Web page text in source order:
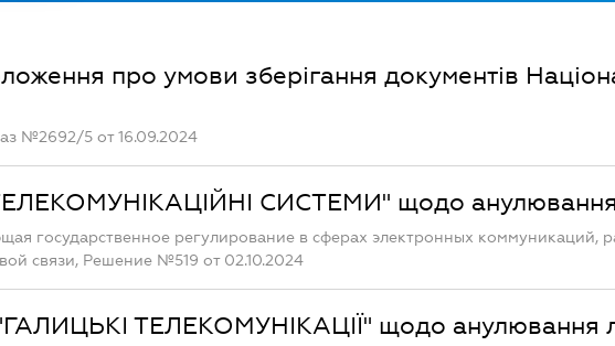
про умови зберігання документів
№2692/5 от 16.09.2024
СИСТЕМИ" щодо анулювання
государственное регулирование в сферах электронных коммуникаций,
связи, Решение №519 от 02.10.2024
ТЕЛЕКОМУНІКАЦІЇ" щодо анулювання